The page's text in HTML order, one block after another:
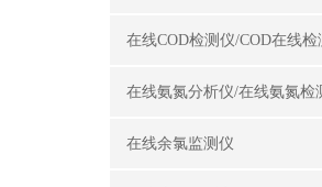
在线COD检测仪/COD在线检
在线余氯监测仪